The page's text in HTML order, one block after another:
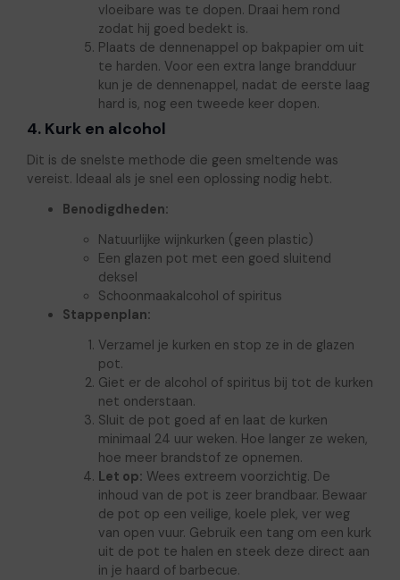
vloeibare was te dopen. Draai hem rond
zodat hij goed bedekt is.
Plaats de dennenappel op bakpapier om uit
te harden. Voor een extra lange brandduur
kun je de dennenappel, nadat de eerste laag
hard is, nog een tweede keer dopen.
4. Kurk en alcohol
Dit is de snelste methode die geen smeltende was
vereist. Ideaal als je snel een oplossing nodig hebt.
Benodigdheden:
Natuurlijke wijnkurken (geen plastic)
Een glazen pot met een goed sluitend
deksel
Schoonmaakalcohol of spiritus
Stappenplan:
Verzamel je kurken en stop ze in de glazen
pot.
Giet er de alcohol of spiritus bij tot de kurken
net onderstaan.
Sluit de pot goed af en laat de kurken
minimaal 24 uur weken. Hoe langer ze weken,
hoe meer brandstof ze opnemen.
Let op: Wees extreem voorzichtig. De
inhoud van de pot is zeer brandbaar. Bewaar
de pot op een veilige, koele plek, ver weg
van open vuur. Gebruik een tang om een kurk
uit de pot te halen en steek deze direct aan
in je haard of barbecue.